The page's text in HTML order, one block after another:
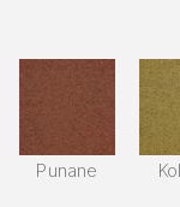
Punane